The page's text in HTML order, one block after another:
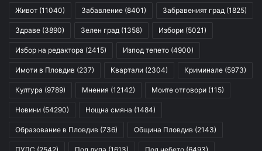
Живот (11040) Забавление (8401) Забравеният град (1825)
Здраве (3890) Зелен град (1358) Избори (5021)
Избор на редактора (2415) Изпод тепето (4900)
Имоти в Пловдив (237) Квартали (2304) Криминале (5973)
Култура (9789) Мнения (12142) Моите отговори (115)
Новини (54290) Нощна смяна (1484)
Образование в Пловдив (736) Община Пловдив (2143)